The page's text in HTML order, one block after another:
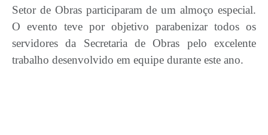
Setor de Obras participaram de um almoço especial.
O evento teve por objetivo parabenizar todos os
servidores da Secretaria de Obras pelo excelente
trabalho desenvolvido em equipe durante este ano.